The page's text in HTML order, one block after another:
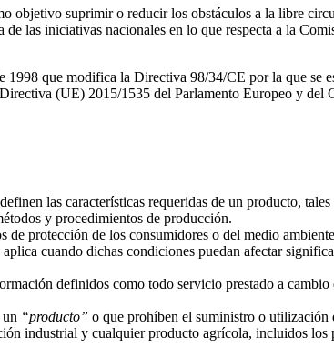
objetivo suprimir o reducir los obstáculos a la libre
las iniciativas nacionales en lo que respecta a la
que modifica la Directiva 98/34/CE por la que se
(UE) 2015/1535 del Parlamento Europeo y del
las características requeridas de un producto,
y procedimientos de producción.
protección de los consumidores o del medio
cuando dichas condiciones puedan afectar
definidos como todo servicio prestado a
“producto” o que prohíben el suministro o utilización
industrial y cualquier producto agrícola, incluidos los